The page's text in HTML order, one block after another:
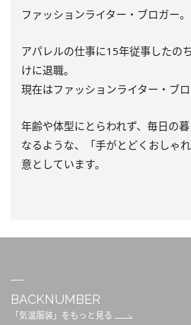
ファッションライター・ブロガー。
アパレルの仕事に15年従事したの
けに退職。
現在はファッションライター・ブロ
年齢や体型にとらわれず、毎日の
なるような、「手がとどくおしゃ
意としています。
BACKNUMBER
「気温服装」をもっと見る